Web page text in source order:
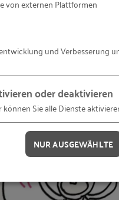
von externen Plattformen
und Verbesserung
oder deaktivieren
Sie alle Dienste
NUR AUSGEWÄHLTE